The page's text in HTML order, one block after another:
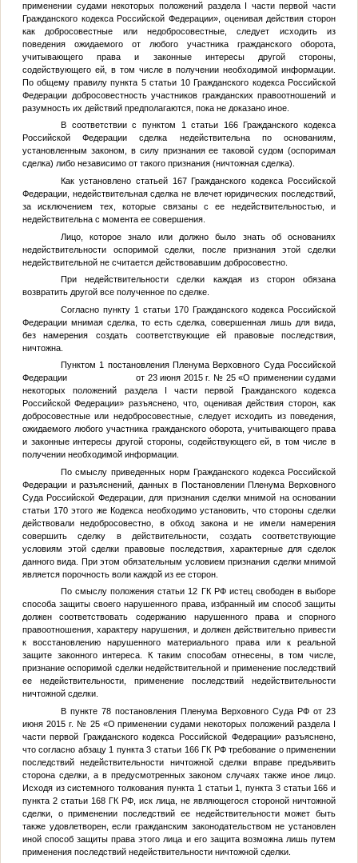
применении судами некоторых положений раздела I части первой части
Гражданского кодекса Российской Федерации», оценивая действия сторон
как добросовестные или недобросовестные, следует исходить из
поведения ожидаемого от любого участника гражданского оборота,
учитывающего права и законные интересы другой стороны,
содействующего ей, в том числе в получении необходимой информации.
По общему правилу пункта 5 статьи 10 Гражданского кодекса Российской
Федерации добросовестность участников гражданских правоотношений и
разумность их действий предполагаются, пока не доказано иное.
В соответствии с пунктом 1 статьи 166 Гражданского кодекса
Российской Федерации сделка недействительна по основаниям,
установленным законом, в силу признания ее таковой судом (оспоримая
сделка) либо независимо от такого признания (ничтожная сделка).
Как установлено статьей 167 Гражданского кодекса Российской
Федерации, недействительная сделка не влечет юридических последствий,
за исключением тех, которые связаны с ее недействительностью, и
недействительна с момента ее совершения.
Лицо, которое знало или должно было знать об основаниях
недействительности оспоримой сделки, после признания этой сделки
недействительной не считается действовавшим добросовестно.
При недействительности сделки каждая из сторон обязана
возвратить другой все полученное по сделке.
Согласно пункту 1 статьи 170 Гражданского кодекса Российской
Федерации мнимая сделка, то есть сделка, совершенная лишь для вида,
без намерения создать соответствующие ей правовые последствия,
ничтожна.
Пунктом 1 постановления Пленума Верховного Суда Российской
Федерации от 23 июня 2015 г. № 25 «О применении судами
некоторых положений раздела I части первой Гражданского кодекса
Российской Федерации» разъяснено, что, оценивая действия сторон, как
добросовестные или недобросовестные, следует исходить из поведения,
ожидаемого любого участника гражданского оборота, учитывающего права
и законные интересы другой стороны, содействующего ей, в том числе в
получении необходимой информации.
По смыслу приведенных норм Гражданского кодекса Российской
Федерации и разъяснений, данных в Постановлении Пленума Верховного
Суда Российской Федерации, для признания сделки мнимой на основании
статьи 170 этого же Кодекса необходимо установить, что стороны сделки
действовали недобросовестно, в обход закона и не имели намерения
совершить сделку в действительности, создать соответствующие
условиям этой сделки правовые последствия, характерные для сделок
данного вида. При этом обязательным условием признания сделки мнимой
является порочность воли каждой из ее сторон.
По смыслу положения статьи 12 ГК РФ истец свободен в выборе
способа защиты своего нарушенного права, избранный им способ защиты
должен соответствовать содержанию нарушенного права и спорного
правоотношения, характеру нарушения, и должен действительно привести
к восстановлению нарушенного материального права или к реальной
защите законного интереса. К таким способам отнесены, в том числе,
признание оспоримой сделки недействительной и применение последствий
ее недействительности, применение последствий недействительности
ничтожной сделки.
В пункте 78 постановления Пленума Верховного Суда РФ от 23
июня 2015 г. № 25 «О применении судами некоторых положений раздела I
части первой Гражданского кодекса Российской Федерации» разъяснено,
что согласно абзацу 1 пункта 3 статьи 166 ГК РФ требование о применении
последствий недействительности ничтожной сделки вправе предъявить
сторона сделки, а в предусмотренных законом случаях также иное лицо.
Исходя из системного толкования пункта 1 статьи 1, пункта 3 статьи 166 и
пункта 2 статьи 168 ГК РФ, иск лица, не являющегося стороной ничтожной
сделки, о применении последствий ее недействительности может быть
также удовлетворен, если гражданским законодательством не установлен
иной способ защиты права этого лица и его защита возможна лишь путем
применения последствий недействительности ничтожной сделки.